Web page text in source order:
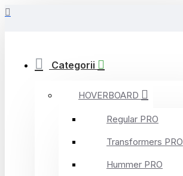
Categorii
HOVERBOARD
Regular PRO
Transformers PRO
Hummer PRO